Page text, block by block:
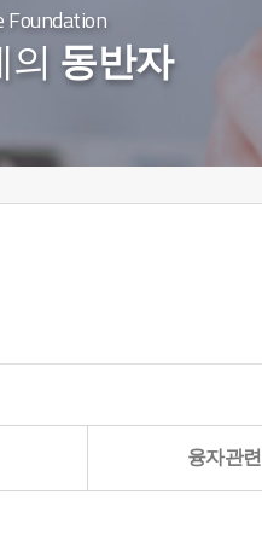
Foundation
동반자
융자관련